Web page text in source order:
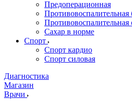
Предоперационная
Противовоспалительная
Противовоспалительная
Сахар в норме
Спорт
Спорт кардио
Спорт силовая
Диагностика
Магазин
Врачи